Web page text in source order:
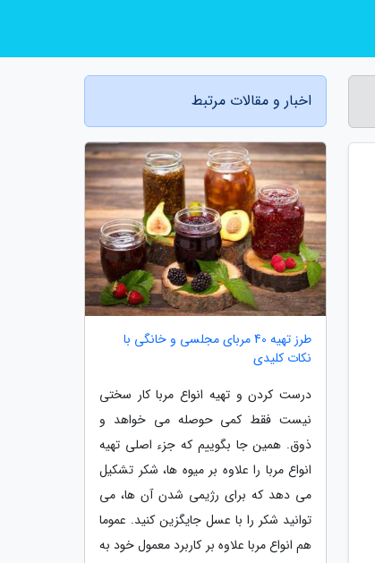
اخبار و مقالات مرتبط
طرز تهیه 40 مربای مجلسی و خانگی با
نکات کلیدی
درست کردن و تهیه انواع مربا کار سختی
نیست فقط کمی حوصله می خواهد و
ذوق. همین جا بگوییم که جزء اصلی تهیه
انواع مربا را علاوه بر میوه ها، شکر تشکیل
می دهد که برای رژیمی شدن آن ها، می
توانید شکر را با عسل جایگزین کنید. عموما
هم انواع مربا علاوه بر کاربرد معمول خود به